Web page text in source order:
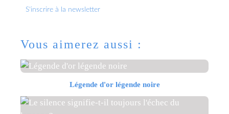
S'inscrire à la newsletter
Vous aimerez aussi :
Légende d'or légende noire